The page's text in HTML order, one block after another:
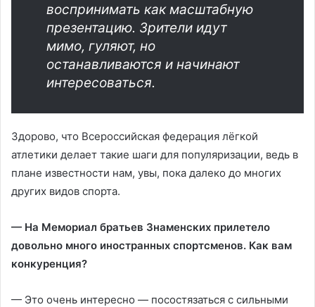
воспринимать как масштабную
презентацию. Зрители идут
мимо, гуляют, но
останавливаются и начинают
интересоваться.
Здорово, что Всероссийская федерация лёгкой
атлетики делает такие шаги для популяризации, ведь в
плане известности нам, увы, пока далеко до многих
других видов спорта.
— На Мемориал братьев Знаменских прилетело
довольно много иностранных спортсменов. Как вам
конкуренция?
— Это очень интересно — посостязаться с сильными